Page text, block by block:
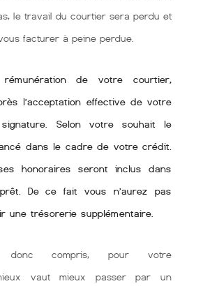
le travail du courtier sera perdu et
facturer à peine perdue.
de votre courtier,
l’acceptation effective de votre
Selon votre souhait le
dans le cadre de votre crédit.
honoraires seront inclus dans
De ce fait vous n’aurez pas
une trésorerie supplémentaire.
donc compris, pour votre
vaut mieux passer par un